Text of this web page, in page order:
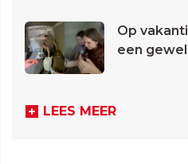
Op
een
LEES MEER